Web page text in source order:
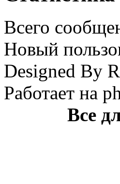
Всего
Новый
Designed By
Работает на
Все